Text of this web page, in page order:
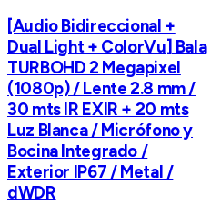
[Audio Bidireccional +
Dual Light + ColorVu] Bala
TURBOHD 2 Megapixel
(1080p) / Lente 2.8 mm /
30 mts IR EXIR + 20 mts
Luz Blanca / Micrófono y
Bocina Integrado /
Exterior IP67 / Metal /
dWDR